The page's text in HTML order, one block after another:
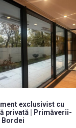
exclusivist cu
privată | Primăverii-
Bordei